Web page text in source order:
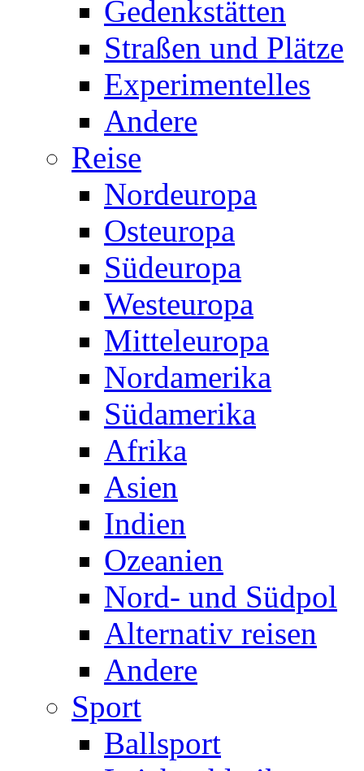
Gedenkstätten
Straßen und Plätze
Experimentelles
Andere
Reise
Nordeuropa
Osteuropa
Südeuropa
Westeuropa
Mitteleuropa
Nordamerika
Südamerika
Afrika
Asien
Indien
Ozeanien
Nord- und Südpol
Alternativ reisen
Andere
Sport
Ballsport